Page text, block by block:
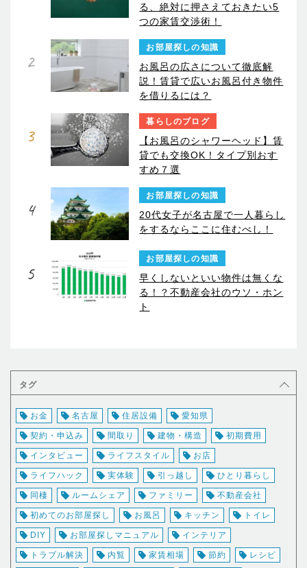
る、絶対に押さえておきたい5
つの家賃交渉術！
2
お部屋探しの知識
お風呂の広さについて徹底解
説！賃貸で広いお風呂付き物件
を借りるには？
3
暮らしのブログ
【お風呂のシャワーヘッド】賃
貸でも交換OK！タイプ別おす
すめ７選
4
お部屋探しの知識
20代女子が名古屋で一人暮らし
をするならここに住むべし！
5
お部屋探しの知識
早くしないといい物件は無くな
る！？不動産会社のウソ・ホン
ト
タグ
お金 名古屋 住居設備 愛知県
契約・申込み 間取り 建物・構造 初期費用
インタビュー ライフスタイル お店
ライフハック 実体験 引っ越し ひとり暮らし
同棲 ルームシェア ファミリー 不動産会社
初めてのお部屋探し お風呂 キッチン トイレ
DIY お部屋探しマニュアル インテリア
トラブル解決 内覧 家賃相場 節約 レシピ